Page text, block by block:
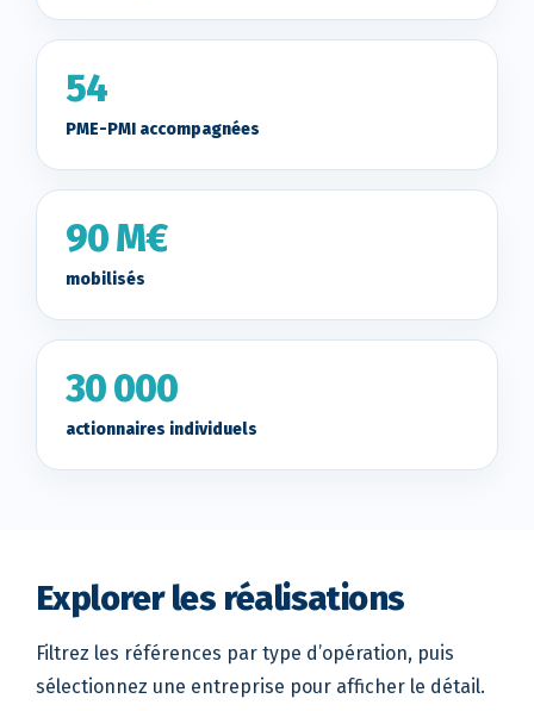
54
PME-PMI accompagnées
90 M€
mobilisés
30 000
actionnaires individuels
Explorer les réalisations
Filtrez les références par type d’opération, puis
sélectionnez une entreprise pour afficher le détail.